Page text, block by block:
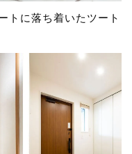
トに落ち着いたツート